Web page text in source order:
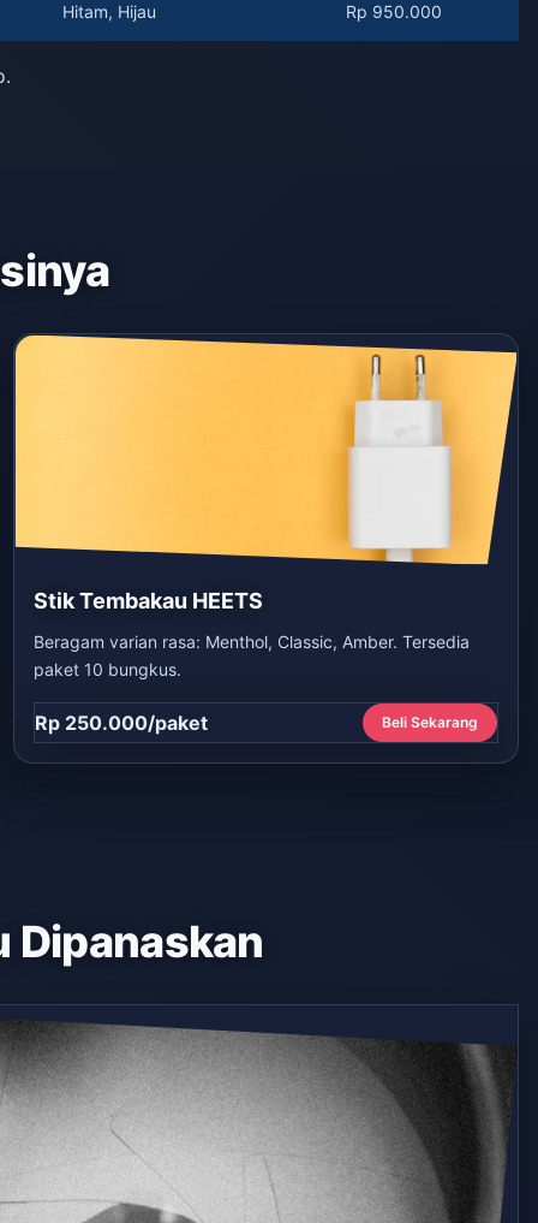
Hitam, Hijau Rp 950.000
Stik Tembakau HEETS
Beragam varian rasa: Menthol, Classic, Amber. Tersedia
paket 10 bungkus.
Rp 250.000/paket Beli Sekarang
Dipanaskan